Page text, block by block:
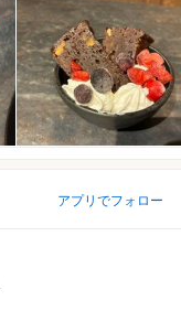
アプリでフォロー